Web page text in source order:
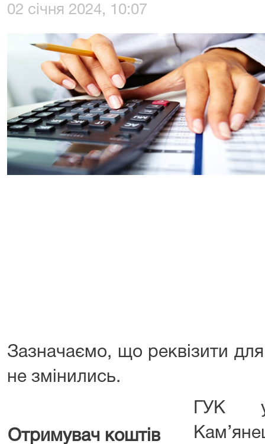
02 січня 2024, 10:07
Зазначаємо, що реквізити
не змінились.
Отримувач коштів
ГУК у